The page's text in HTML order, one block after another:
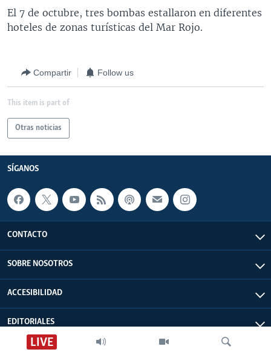
DEPORTIVO INTERNACIONAL
Idiomas
LIVE
El 7 de octubre, tres bombas estallaron en diferentes
hoteles de zonas turísticas del Mar Rojo.
Compartir Follow us
This item is part of
Otras noticias
SÍGANOS
CONTACTO
SOBRE NOSOTROS
ACCESIBILIDAD
EDITORIALES